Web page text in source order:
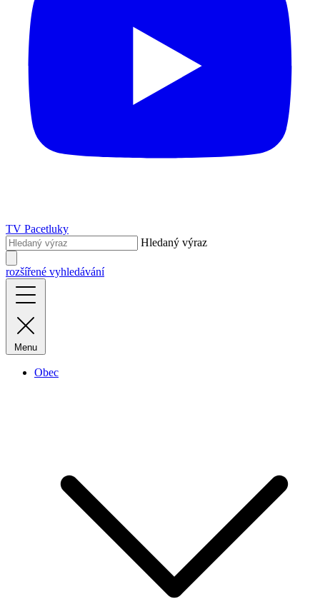
TV Pacetluky
Hledaný výraz
rozšířené vyhledávání
Menu
Obec